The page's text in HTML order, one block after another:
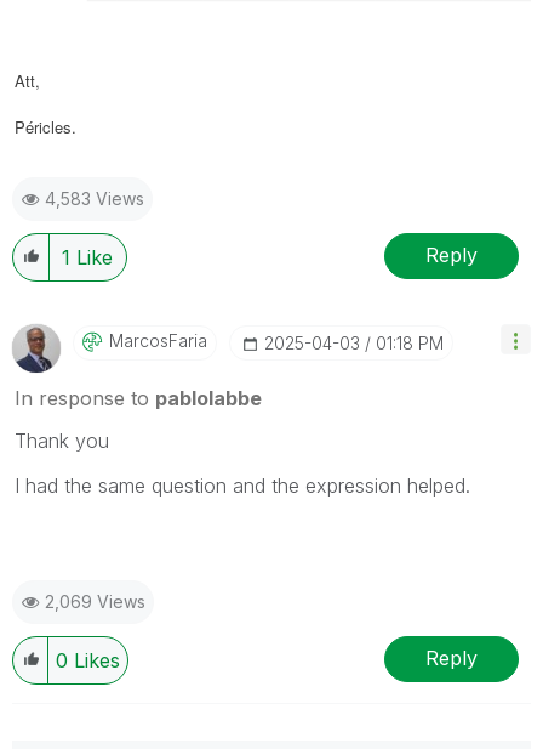
Att,
Péricles.
4,583 Views
1 Like Reply
MarcosFaria ‎2025-04-03 01:18 PM
In response to pablolabbe
Thank you
I had the same question and the expression helped.
2,069 Views
0 Likes Reply